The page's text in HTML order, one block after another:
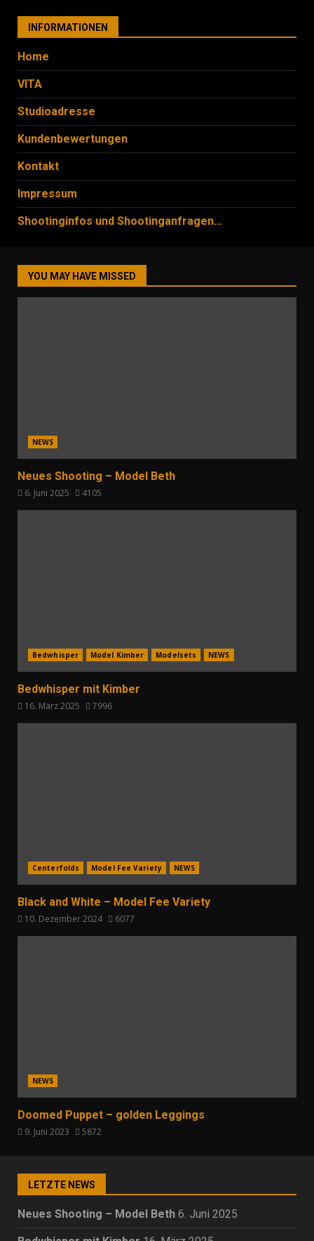
INFORMATIONEN
Home
VITA
Studioadresse
Kundenbewertungen
Kontakt
Impressum
Shootinginfos und Shootinganfragen…
YOU MAY HAVE MISSED
NEWS
Neues Shooting – Model Beth
6. Juni 2025 4105
Bedwhisper Model Kimber Modelsets NEWS
Bedwhisper mit Kimber
16. März 2025 7996
Centerfolds Model Fee Variety NEWS
Black and White – Model Fee Variety
10. Dezember 2024 6077
NEWS
Doomed Puppet – golden Leggings
9. Juni 2023 5872
LETZTE NEWS
Neues Shooting – Model Beth 6. Juni 2025